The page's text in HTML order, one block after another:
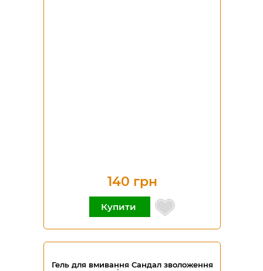
140 грн
Купити
Гель для вмивання Сандал зволоження